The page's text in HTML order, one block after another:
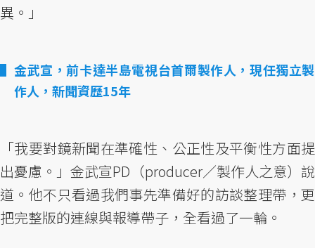
異。」
金武宣，前卡達半島電視台首爾製作人，現任獨立製
作人，新聞資歷15年
「我要對鏡新聞在準確性、公正性及平衡性方面提
出憂慮。」金武宣PD（producer／製作人之意）說
道。他不只看過我們事先準備好的訪談整理帶，更
把完整版的連線與報導帶子，全看過了一輪。